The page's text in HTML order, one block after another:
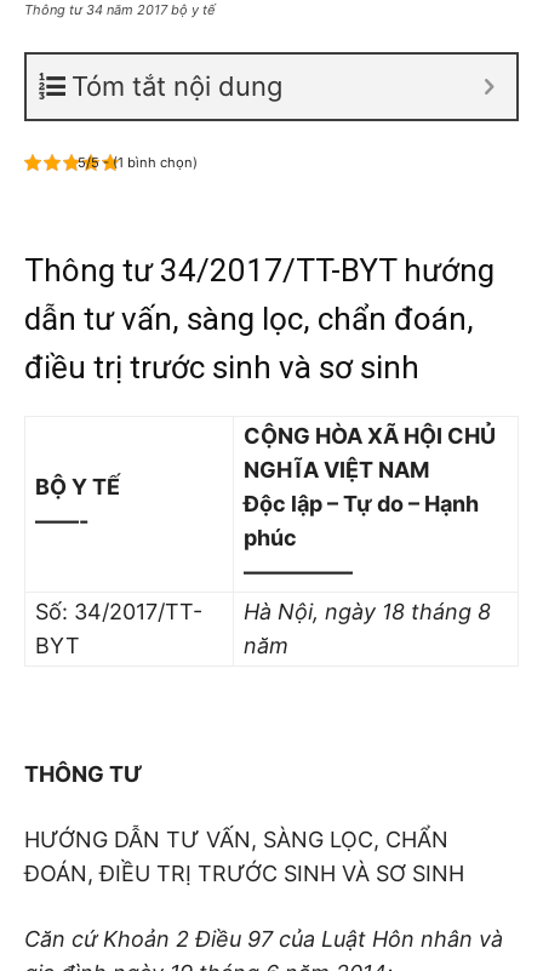
Thông tư 34 năm 2017 bộ y tế
Tóm tắt nội dung
5/5 - (1 bình chọn)
Thông tư 34/2017/TT-BYT hướng
dẫn tư vấn, sàng lọc, chẩn đoán,
điều trị trước sinh và sơ sinh
BỘ Y TẾ
——-
CỘNG HÒA XÃ HỘI CHỦ
NGHĨA VIỆT NAM
Độc lập – Tự do – Hạnh
phúc
—————
Số: 34/2017/TT-
BYT
Hà Nội, ngày 18 tháng 8
năm
THÔNG TƯ
HƯỚNG DẪN TƯ VẤN, SÀNG LỌC, CHẨN
ĐOÁN, ĐIỀU TRỊ TRƯỚC SINH VÀ SƠ SINH
Căn cứ Khoản 2 Điều 97 của Luật Hôn nhân và